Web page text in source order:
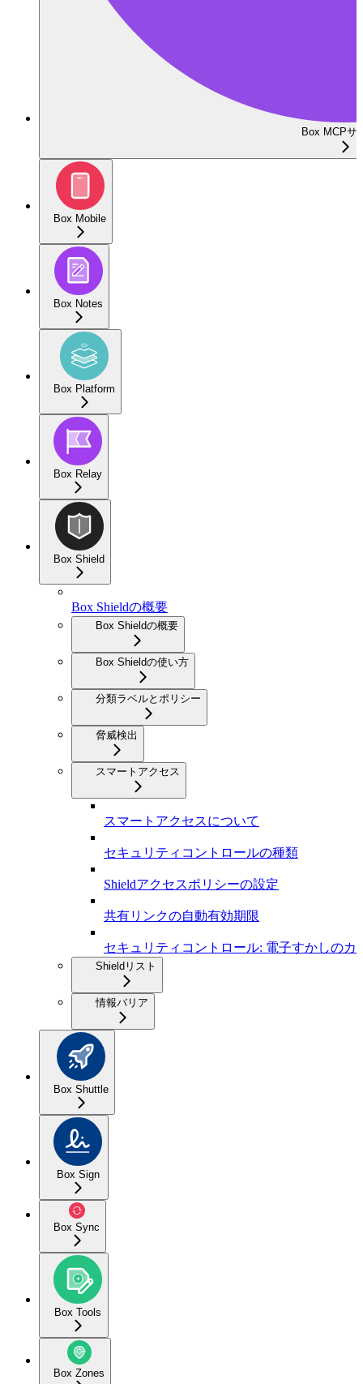
Box MCPサ
Box Mobile
Box Notes
Box Platform
Box Relay
Box Shield
Box Shieldの概要
Box Shieldの概要
Box Shieldの使い方
分類ラベルとポリシー
脅威検出
スマートアクセス
スマートアクセスについて
セキュリティコントロールの種類
Shieldアクセスポリシーの設定
共有リンクの自動有効期限
セキュリティコントロール: 電子すかしのカ
Shieldリスト
情報バリア
Box Shuttle
Box Sign
Box Sync
Box Tools
Box Zones